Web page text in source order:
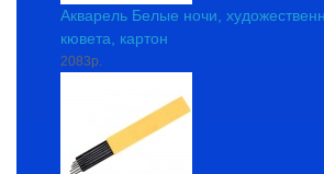
Акварель Белые ночи,
кювета, картон
2083р.